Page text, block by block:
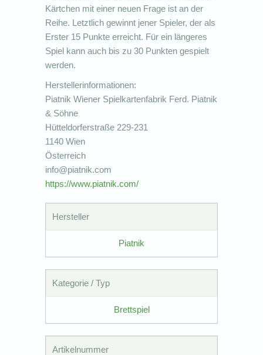
Kärtchen mit einer neuen Frage ist an der
Reihe. Letztlich gewinnt jener Spieler, der als
Erster 15 Punkte erreicht. Für ein längeres
Spiel kann auch bis zu 30 Punkten gespielt
werden.
Herstellerinformationen:
Piatnik Wiener Spielkartenfabrik Ferd. Piatnik
& Söhne
Hütteldorferstraße 229-231
1140 Wien
Österreich
info@piatnik.com
https://www.piatnik.com/
Hersteller
Piatnik
Kategorie / Typ
Brettspiel
Artikelnummer